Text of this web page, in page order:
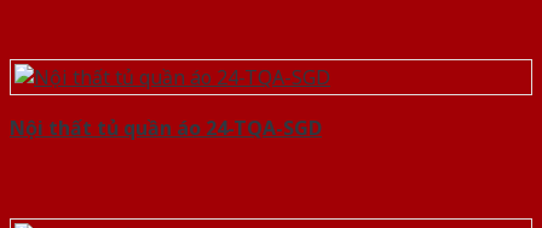
Nội thất tủ quần áo 24-TQA-SGD